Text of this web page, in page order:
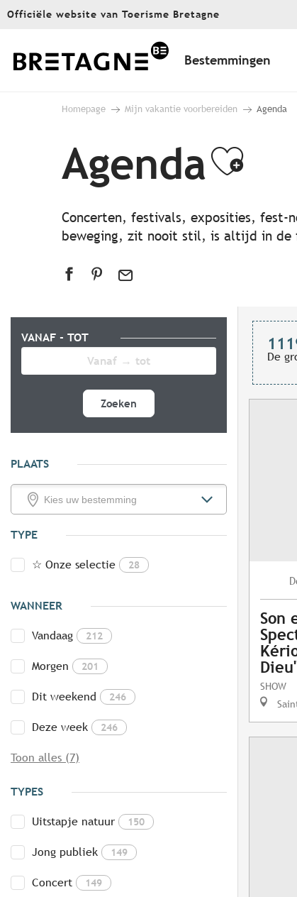
Aller
principal
Officiële website van Toerisme Bretagne
Bestemmingen
Homepage Mijn vakantie voorbereiden Agenda
Agenda
Concerten, festivals, exposities, fest-
beweging, zit nooit stil, is altijd in de
VANAF - TOT
Zoeken
PLAATS
TYPE
☆ Onze selectie 28
WANNEER
Vandaag 212
Morgen 201
Dit weekend 246
Deze week 246
Toon alles (7)
TYPES
Uitstapje natuur 150
Jong publiek 149
Concert 149
De
Son
SHOW